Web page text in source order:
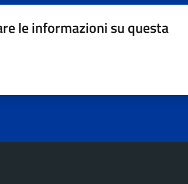
le informazioni su questa